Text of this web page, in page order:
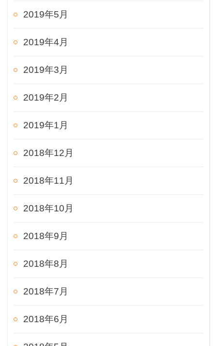
2019年5月
2019年4月
2019年3月
2019年2月
2019年1月
2018年12月
2018年11月
2018年10月
2018年9月
2018年8月
2018年7月
2018年6月